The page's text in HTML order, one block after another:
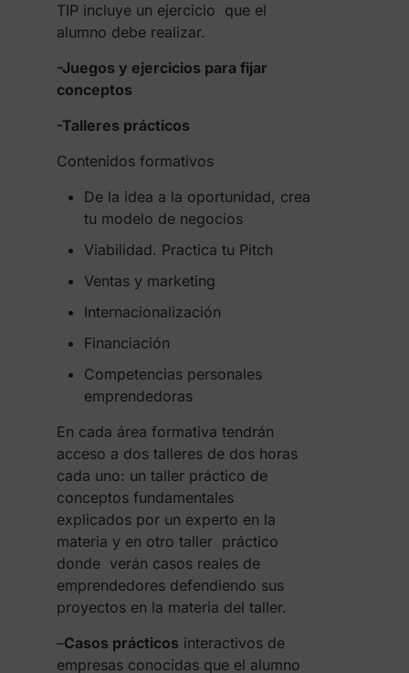
TIP incluye un ejercicio que el
alumno debe realizar.
-Juegos y ejercicios para fijar
conceptos
-Talleres prácticos
Contenidos formativos
De la idea a la oportunidad, crea
tu modelo de negocios
Viabilidad. Practica tu Pitch
Ventas y marketing
Internacionalización
Financiación
Competencias personales
emprendedoras
En cada área formativa tendrán
acceso a dos talleres de dos horas
cada uno: un taller práctico de
conceptos fundamentales
explicados por un experto en la
materia y en otro taller práctico
donde verán casos reales de
emprendedores defendiendo sus
proyectos en la materia del taller.
–Casos prácticos interactivos de
empresas conocidas que el alumno